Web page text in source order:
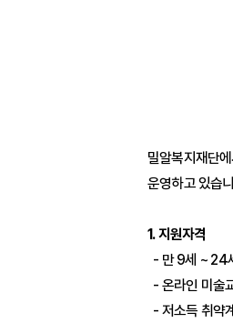
밀알복지재단
운영하고 있습
1. 지원자격
- 만 9세 ~ 24
- 온라인 미술
- 저소득 취약